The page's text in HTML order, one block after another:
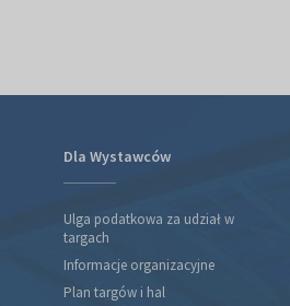
Dla Wystawców
Ulga podatkowa za udział w
targach
Informacje organizacyjne
Plan targów i hal